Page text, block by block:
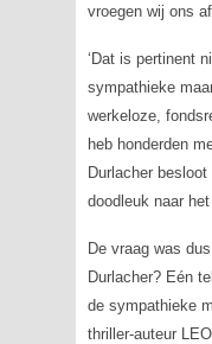
vroegen wij ons af.
‘Dat is pertinent
sympathieke
werkeloze,
heb honderden
Durlacher
doodleuk naar
De vraag was
Durlacher? Eén
de sympathieke
thriller-auteur